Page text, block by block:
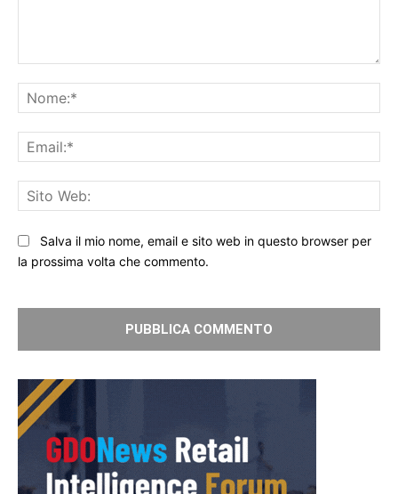
Salva il mio nome, email e sito web in questo browser per
la prossima volta che commento.